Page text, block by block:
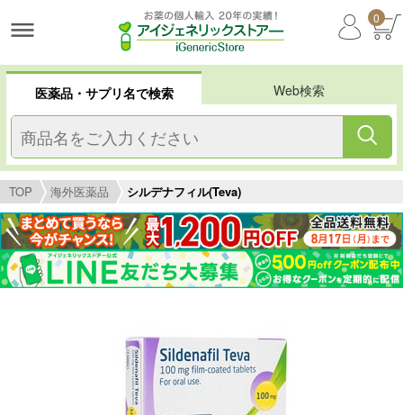
0
医薬品・サプリ名で検索 Web検索
TOP 海外医薬品 シルデナフィル(Teva)